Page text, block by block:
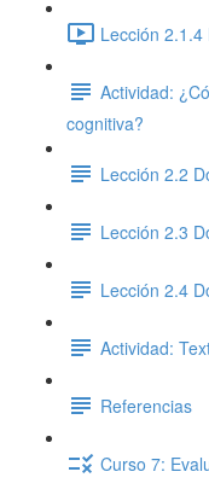
Lección
Actividad:
cognitiva?
Lección 2.2
Lección 2.3
Lección 2.4
Actividad:
Referencias
Curso 7: